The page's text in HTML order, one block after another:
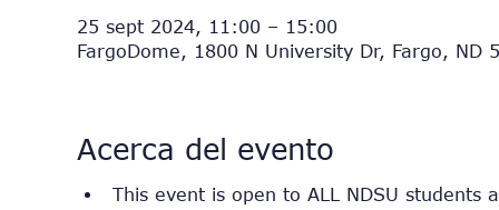
25 sept 2024, 11:00 – 15:00
FargoDome, 1800 N University Dr, Fargo, ND
Acerca del evento
This event is open to ALL NDSU